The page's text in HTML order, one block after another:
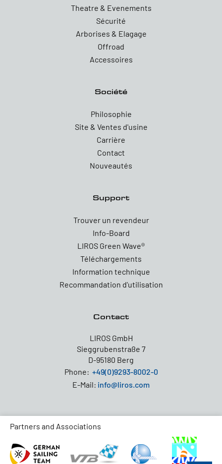
Theatre & Evenements
Sécurité
Arborises & Elagage
Offroad
Accessoires
Société
Philosophie
Site & Ventes d'usine
Carrière
Contact
Nouveautés
Support
Trouver un revendeur
Info-Board
LIROS Green Wave®
Téléchargements
Information technique
Recommandation d'utilisation
Contact
LIROS GmbH
Sieggrubenstraße 7
D-95180 Berg
Phone: +49(0)9293-8002-0
E-Mail: info@liros.com
Partners and Associations